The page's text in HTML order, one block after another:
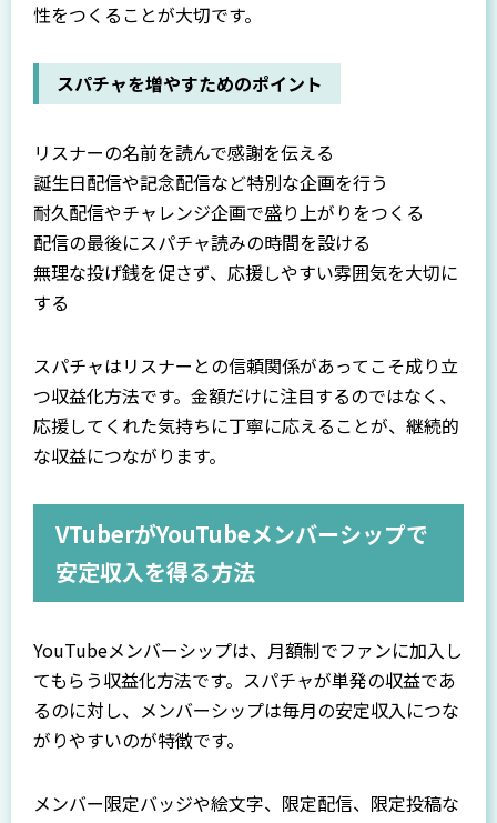
性をつくることが大切です。
スパチャを増やすためのポイント
リスナーの名前を読んで感謝を伝える
誕生日配信や記念配信など特別な企画を行う
耐久配信やチャレンジ企画で盛り上がりをつくる
配信の最後にスパチャ読みの時間を設ける
無理な投げ銭を促さず、応援しやすい雰囲気を大切に
する
スパチャはリスナーとの信頼関係があってこそ成り立
つ収益化方法です。金額だけに注目するのではなく、
応援してくれた気持ちに丁寧に応えることが、継続的
な収益につながります。
VTuberがYouTubeメンバーシップで
安定収入を得る方法
YouTubeメンバーシップは、月額制でファンに加入し
てもらう収益化方法です。スパチャが単発の収益であ
るのに対し、メンバーシップは毎月の安定収入につな
がりやすいのが特徴です。
メンバー限定バッジや絵文字、限定配信、限定投稿な